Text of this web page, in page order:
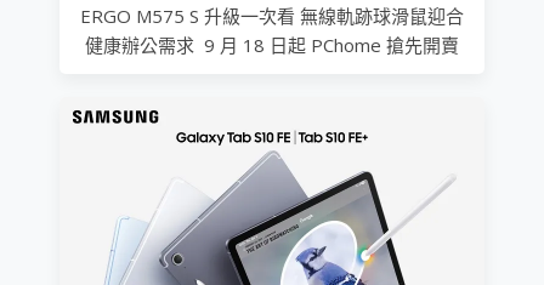
ERGO M575 S 升級一次看 無線軌跡球滑鼠迎合
健康辦公需求 9 月 18 日起 PChome 搶先開賣